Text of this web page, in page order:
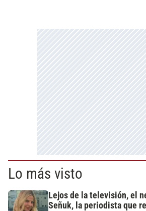
Lo más visto
Lejos de la televisión, el
Señuk, la periodista que